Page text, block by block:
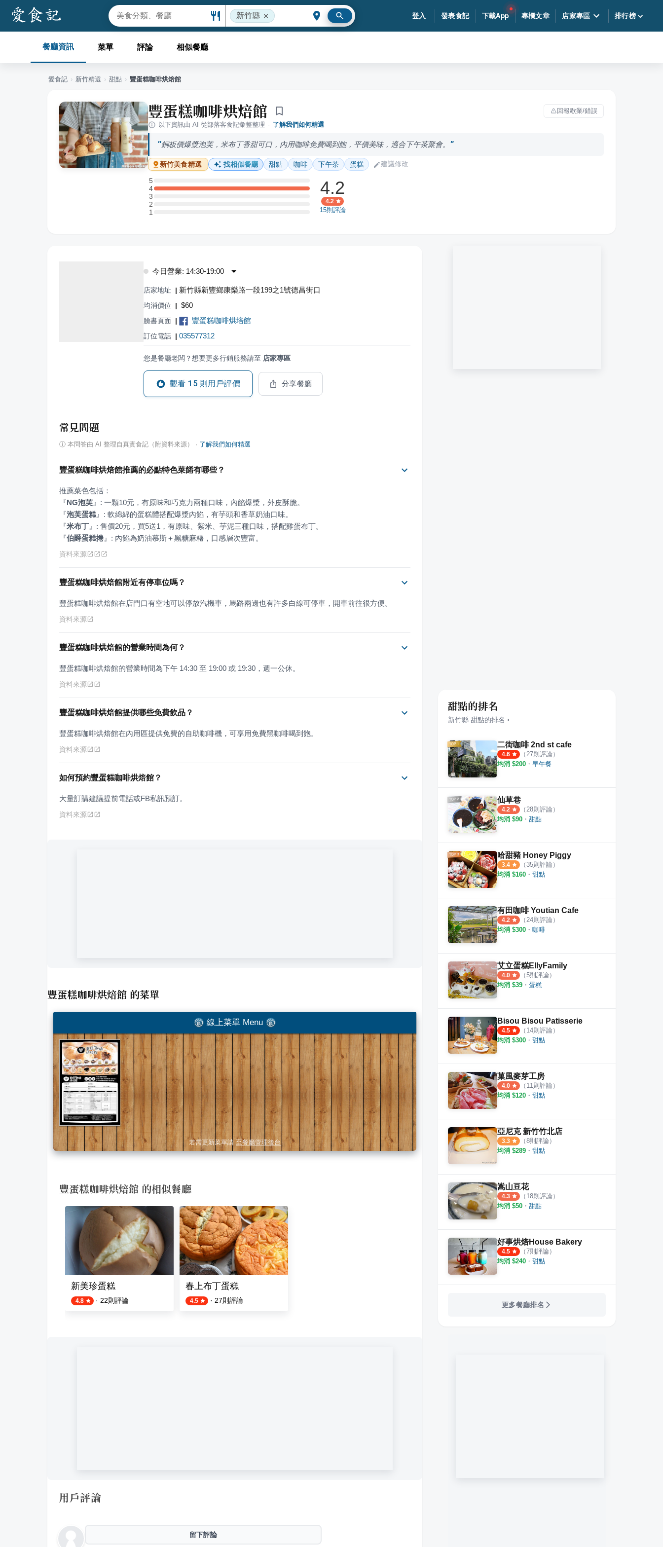
新竹縣 登入 發表食記 下載App 專欄文章 店家專區 排行榜
餐廳資訊 菜單 評論 相似餐廳
愛食記 › 新竹精選 › 甜點 › 豐蛋糕咖啡烘焙館
豐蛋糕咖啡烘焙館
回報歇業/錯誤
以下資訊由 AI 從部落客食記彙整整理 · 了解我們如何精選
銅板價爆漿泡芙，米布丁香甜可口，內用咖啡免費喝到飽，平價美味，適合下午茶聚會。
新竹美食精選 找相似餐廳 甜點 咖啡 下午茶 蛋糕 建議修改
5
5 星：0 則評論
4
4 星：2 則評論
3
3 星：0 則評論
2
2 星：0 則評論
11 星：0 則評論
4.2
4.2
15則評論
今日營業: 14:30-19:00
店家地址 | 新竹縣新豐鄉康樂路一段199之1號德昌街口
均消價位 | $60
臉書頁面 | 豐蛋糕咖啡烘培館
訂位電話 | 035577312
您是餐廳老闆？想要更多行銷服務請至 店家專區
觀看 15 則用戶評價 分享餐廳
常見問題
ⓘ 本問答由 AI 整理自真實食記（附資料來源） · 了解我們如何精選
豐蛋糕咖啡烘焙館推薦的必點特色菜餚有哪些？
『NG泡芙 』
『泡芙蛋糕 』
『米布丁 』
『伯爵蛋糕捲 』 : 內餡為奶油慕斯＋黑糖麻糬，口感層次豐富。
資料來源
豐蛋糕咖啡烘焙館附近有停車位嗎？
豐蛋糕咖啡烘焙館在店門口有空地可以停放汽機車，馬路兩邊也有許多白線可停車，開車前往很方便。
資料來源
豐蛋糕咖啡烘焙館的營業時間為何？
豐蛋糕咖啡烘焙館的營業時間為下午 14:30 至 19:00 或 19:30，週一公休。
資料來源
豐蛋糕咖啡烘焙館提供哪些免費飲品？
豐蛋糕咖啡烘焙館在內用區提供免費的自助咖啡機，可享用免費黑咖啡喝到飽。
資料來源
如何預約豐蛋糕咖啡烘焙館？
大量訂購建議提前電話或FB私訊預訂。
資料來源
豐蛋糕咖啡烘焙館 的菜單
線上菜單 Menu
若需更新菜單請 至餐廳管理後台
豐蛋糕咖啡烘焙館 的相似餐廳
新美珍蛋糕
4.8 · 22則評論
春上布丁蛋糕
4.5 · 27則評論
用戶評論
留下評論
甜點的排名
新竹縣 甜點的排名 ›
二街咖啡 2nd st cafe
4.6 （ 27則評論）
均消 $200 ・ 早午餐
仙草巷
4.2 （ 28則評論）
均消 $90 ・ 甜點
哈甜豬 Honey Piggy
3.4 （35則評論）
均消 $160 ・ 甜點
有田咖啡 Youtian Cafe
4.2 （ 24則評論）
均消 $300 ・ 咖啡
艾立蛋糕EllyFamily
4.0 （5則評論）
均消 $39 ・ 蛋糕
Bisou Bisou Patisserie
4.5 （ 14則評論）
均消 $300 ・ 甜點
菓風麥芽工房
4.0 （ 11 則評論）
均消 $120 ・ 甜點
亞尼克 新竹竹北店
3.3 （8則評論）
均消 $289 ・ 甜點
嵩山豆花
4.3 （ 18則評論）
均消 $50 ・ 甜點
好事烘焙House Bakery
4.5 （7則評論）
均消 $240 ・ 甜點
更多餐廳排名